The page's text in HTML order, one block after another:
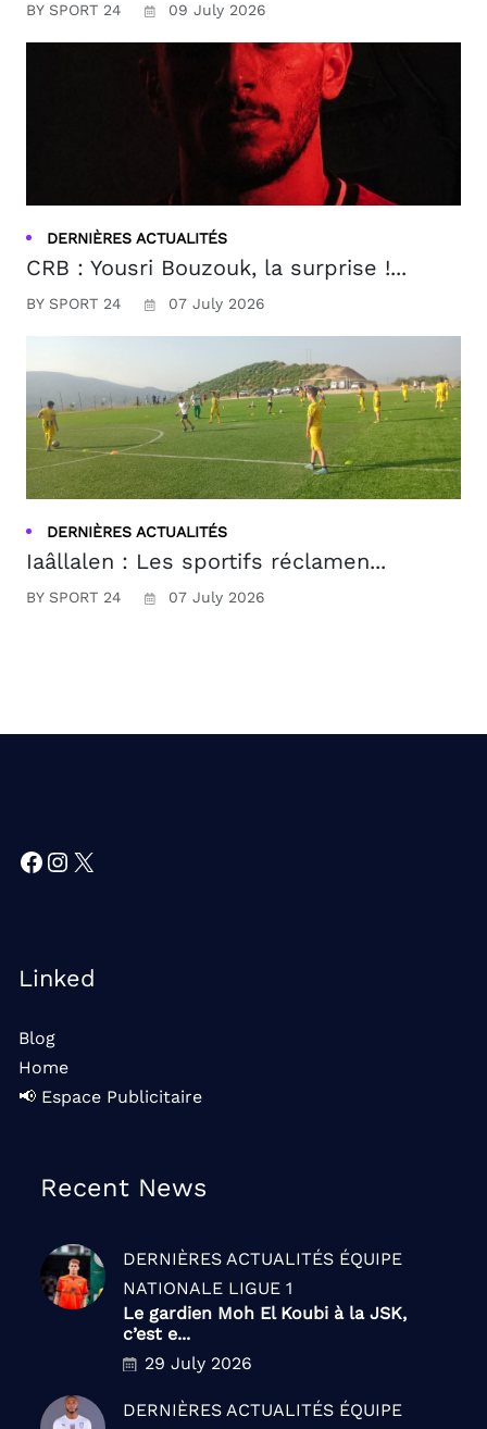
BY SPORT 24 09 July 2026
DERNIÈRES ACTUALITÉS
CRB : Yousri Bouzouk, la surprise !...
BY SPORT 24 07 July 2026
DERNIÈRES ACTUALITÉS
Iaâllalen : Les sportifs réclamen...
BY SPORT 24 07 July 2026
Facebook
Instagram
X
Linked
Blog
Home
📢 Espace Publicitaire
Recent News
DERNIÈRES ACTUALITÉS ÉQUIPE
NATIONALE LIGUE 1
Le gardien Moh El Koubi à la JSK,
c’est e...
29 July 2026
DERNIÈRES ACTUALITÉS ÉQUIPE